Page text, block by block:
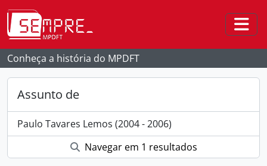
Skip to main content
Conheça a história do MPDFT
Assunto de
Paulo Tavares Lemos (2004 - 2006)
Navegar em 1 resultados